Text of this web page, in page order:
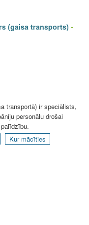
(gaisa transports) -
transportā) ir speciālists,
personālu drošai
Kur mācīties